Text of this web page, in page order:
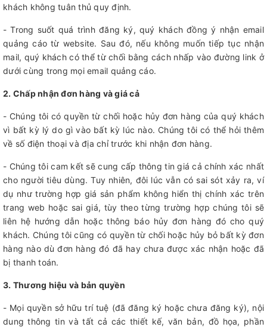
khách không tuân thủ quy định.
- Trong suốt quá trình đăng ký, quý khách đồng ý nhận email
quảng cáo từ website. Sau đó, nếu không muốn tiếp tục nhận
mail, quý khách có thể từ chối bằng cách nhấp vào đường link ở
dưới cùng trong mọi email quảng cáo.
2. Chấp nhận đơn hàng và giá cả
- Chúng tôi có quyền từ chối hoặc hủy đơn hàng của quý khách
vì bất kỳ lý do gì vào bất kỳ lúc nào. Chúng tôi có thể hỏi thêm
về số điện thoại và địa chỉ trước khi nhận đơn hàng.
- Chúng tôi cam kết sẽ cung cấp thông tin giá cả chính xác nhất
cho người tiêu dùng. Tuy nhiên, đôi lúc vẫn có sai sót xảy ra, ví
dụ như trường hợp giá sản phẩm không hiển thị chính xác trên
trang web hoặc sai giá, tùy theo từng trường hợp chúng tôi sẽ
liên hệ hướng dẫn hoặc thông báo hủy đơn hàng đó cho quý
khách. Chúng tôi cũng có quyền từ chối hoặc hủy bỏ bất kỳ đơn
hàng nào dù đơn hàng đó đã hay chưa được xác nhận hoặc đã
bị thanh toán.
3. Thương hiệu và bản quyền
- Mọi quyền sở hữu trí tuệ (đã đăng ký hoặc chưa đăng ký), nội
dung thông tin và tất cả các thiết kế, văn bản, đồ họa, phần